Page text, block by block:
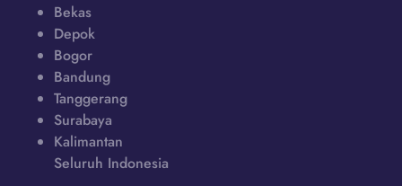
Bekas
Depok
Bogor
Bandung
Tanggerang
Surabaya
Kalimantan
Seluruh Indonesia